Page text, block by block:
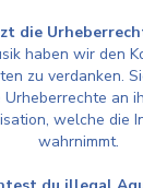
die
haben wir den
zu verdanken.
an
welche die
wahrnimmt.